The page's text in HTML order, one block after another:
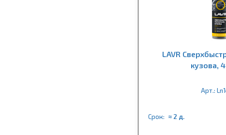
LAVR
кузова,
Арт.:
Срок: ≈ 2 д.